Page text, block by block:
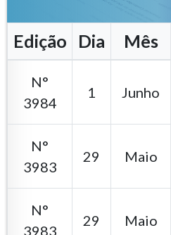
Edição Dia Mês
N°
3984
1 Junho
N°
3983
29 Maio
N°
3983
29 Maio